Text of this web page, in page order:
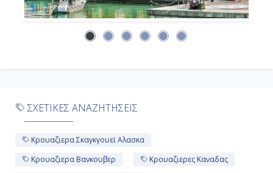
ΣΧΕΤΙΚΕΣ ΑΝΑΖΗΤΗΣΕΙΣ
Κρουαζιερα Σκαγκγουεϊ Αλασκα
Κρουαζιερα Βανκουβερ
Κρουαζιερες Καναδας